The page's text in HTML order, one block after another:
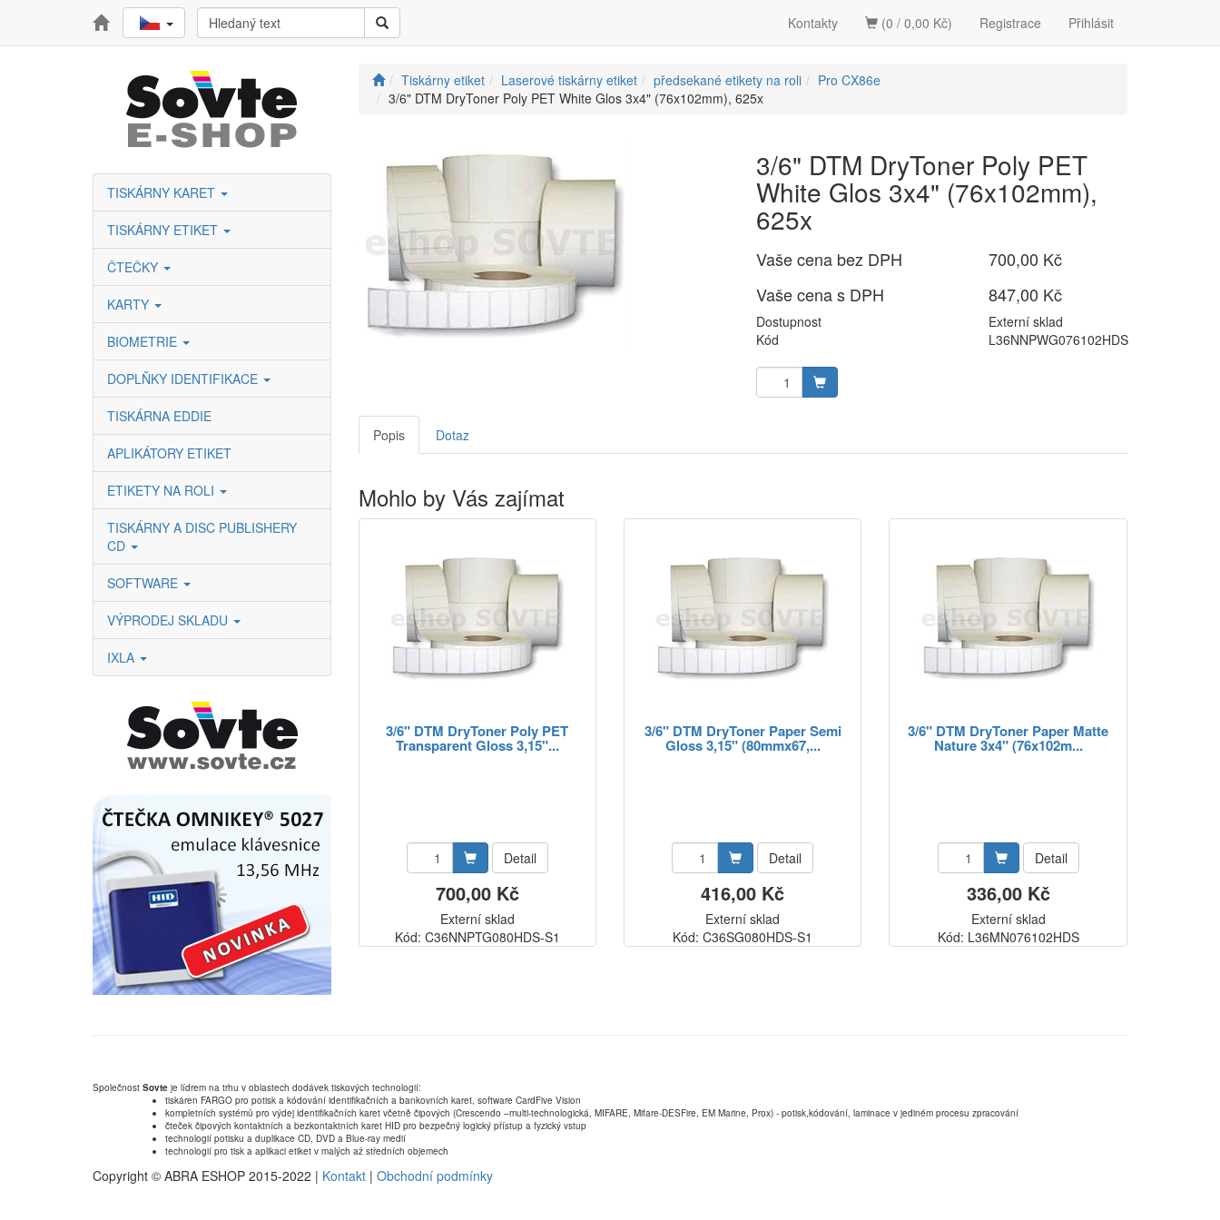
Registrace Přihlásit
Kontakty (0 / 0,00 Kč)
TISKÁRNY KARET
TISKÁRNY ETIKET
ČTEČKY
KARTY
BIOMETRIE
DOPLŇKY IDENTIFIKACE
TISKÁRNA EDDIE
APLIKÁTORY ETIKET
ETIKETY NA ROLI
TISKÁRNY A DISC PUBLISHERY
CD
SOFTWARE
VÝPRODEJ SKLADU
IXLA
Tiskárny etiket Laserové tiskárny etiket předsekané etikety na roli
Pro CX86e
3/6" DTM DryToner Poly PET White Glos 3x4" (76x102mm), 625x
3/6" DTM DryToner Poly PET
White Glos 3x4" (76x102mm),
625x
Vaše cena bez DPH
700,00 Kč
Vaše cena s DPH
847,00 Kč
Dostupnost
Externí sklad
Kód
L36NNPWG076102HDS
Popis Dotaz
Mohlo by Vás zajímat
3/6" DTM DryToner Poly PET
Transparent Gloss 3,15"...
Detail
700,00 Kč
Externí sklad
Kód: C36NNPTG080HDS-S1
3/6" DTM DryToner Paper Semi
Gloss 3,15" (80mmx67,...
Detail
416,00 Kč
Externí sklad
Kód: C36SG080HDS-S1
3/6" DTM DryToner Paper Matte
Nature 3x4" (76x102m...
Detail
336,00 Kč
Externí sklad
Kód: L36MN076102HDS
Společnost Sovte je lídrem na trhu v oblastech dodávek tiskových technologií:
tiskáren FARGO pro potisk a kódování identifikačních a bankovních karet, software CardFive Vision
kompletních systémů pro výdej identifikačních karet včetně čipových (Crescendo –multi-technologická, MIFARE, Mifare-DESFire, EM Marine, Prox) - potisk,kódování, laminace v jediném procesu zpracování
čteček čipových kontaktních a bezkontaktních karet HID pro bezpečný logický přístup a fyzický vstup
technologií potisku a duplikace CD, DVD a Blue-ray medií
technologií pro tisk a aplikaci etiket v malých až středních objemech
Copyright © ABRA ESHOP 2015-2022 | Kontakt | Obchodní podmínky